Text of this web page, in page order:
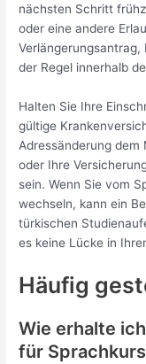
nächsten Schritt
oder eine andere
der Regel innerhalb
Halten Sie Ihre
gültige
Adressänderung
oder Ihre
sein. Wenn Sie vom
wechseln, kann ein
türkischen
es keine Lücke in
Häufig
Wie erhalte
für